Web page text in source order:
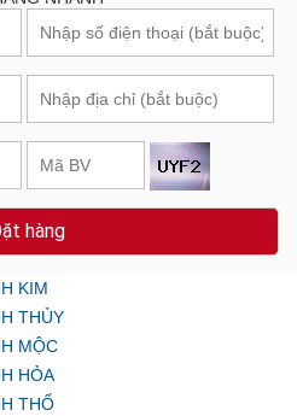
hàng
KIM
THỦY
MỘC
HỎA
THỔ